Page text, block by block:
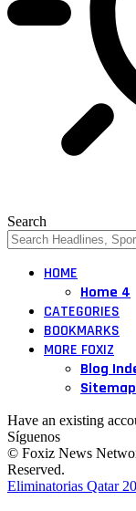
Search
HOME
Home 4
CATEGORIES
BOOKMARKS
MORE FOXIZ
Blog
Sitemap
Have an existing
Síguenos
© Foxiz News
Reserved.
Eliminatorias Qatar